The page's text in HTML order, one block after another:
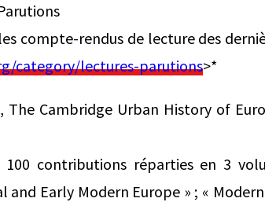
compte-rendus de lecture des
category/lectures-parutions>*
The Cambridge Urban History of
100 contributions réparties en 3
and Early Modern Europe » ; «